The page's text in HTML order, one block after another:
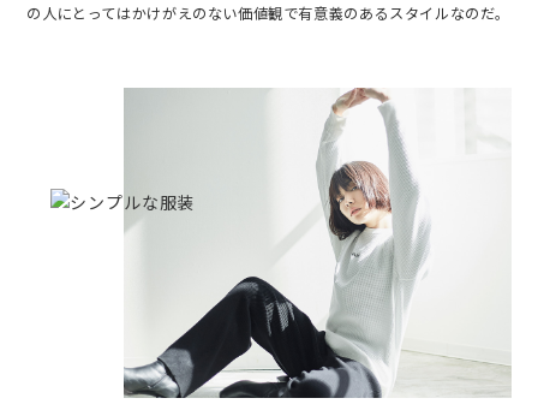
の人にとってはかけがえのない価値観で有意義のあるスタイルなのだ。